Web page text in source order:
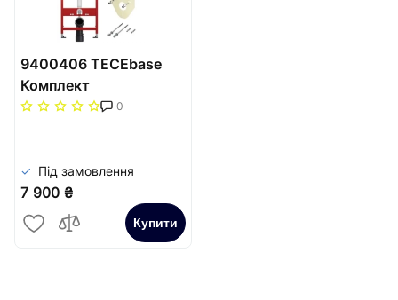
9400406 TECEbase
Комплект
(модуль+панель змиву
0
Під замовлення
7 900 ₴
Купити